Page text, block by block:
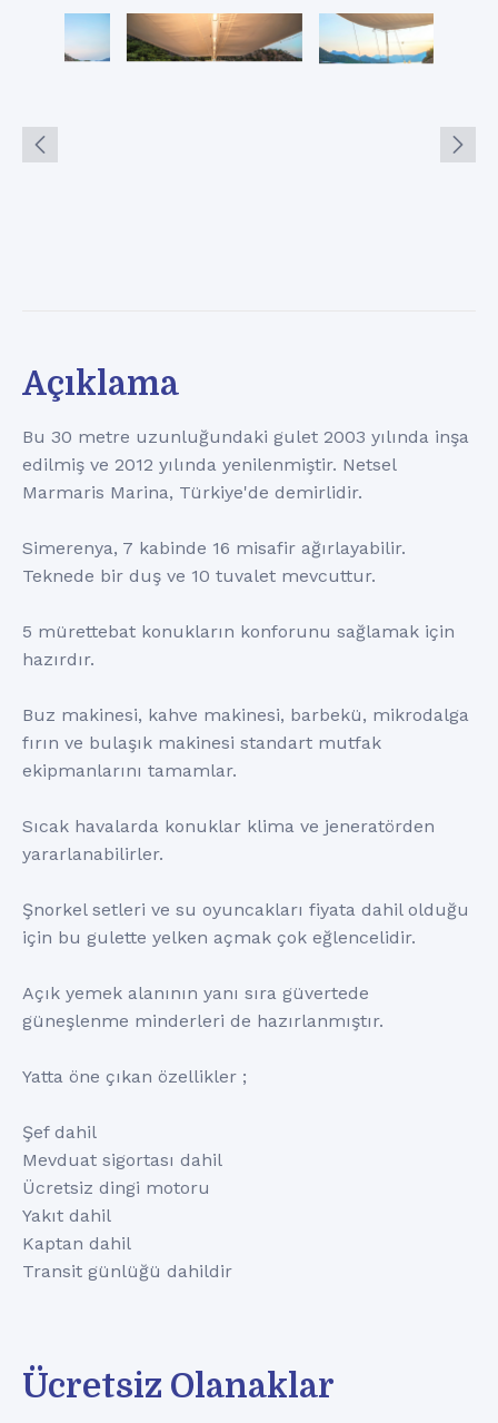
Açıklama
Bu 30 metre uzunluğundaki gulet 2003 yılında inşa
edilmiş ve 2012 yılında yenilenmiştir. Netsel
Marmaris Marina, Türkiye'de demirlidir.
Simerenya, 7 kabinde 16 misafir ağırlayabilir.
Teknede bir duş ve 10 tuvalet mevcuttur.
5 mürettebat konukların konforunu sağlamak için
hazırdır.
Buz makinesi, kahve makinesi, barbekü, mikrodalga
fırın ve bulaşık makinesi standart mutfak
ekipmanlarını tamamlar.
Sıcak havalarda konuklar klima ve jeneratörden
yararlanabilirler.
Şnorkel setleri ve su oyuncakları fiyata dahil olduğu
için bu gulette yelken açmak çok eğlencelidir.
Açık yemek alanının yanı sıra güvertede
güneşlenme minderleri de hazırlanmıştır.
Yatta öne çıkan özellikler ;
Şef dahil
Mevduat sigortası dahil
Ücretsiz dingi motoru
Yakıt dahil
Kaptan dahil
Transit günlüğü dahildir
Ücretsiz Olanaklar